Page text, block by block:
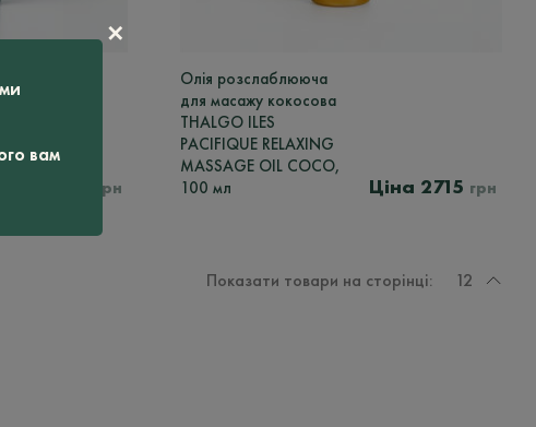
вам
✕
грн
Олія розслаблююча
для масажу кокосова
THALGO ILES
PACIFIQUE RELAXING
MASSAGE OIL COCO,
100 мл
2715 грн
Показати товари на сторінці: 12